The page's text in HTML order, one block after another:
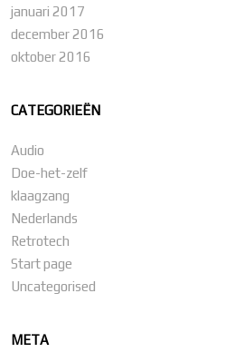
januari 2017
december 2016
oktober 2016
CATEGORIEËN
Audio
Doe-het-zelf
klaagzang
Nederlands
Retrotech
Start page
Uncategorised
META